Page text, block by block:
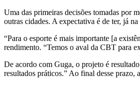
Uma das primeiras decisões tomadas por
outras cidades. A expectativa é de ter, já
“Para o esporte é mais importante [a
rendimento. “Temos o aval da CBT para
De acordo com Guga, o projeto é
resultados práticos.” Ao final desse prazo,